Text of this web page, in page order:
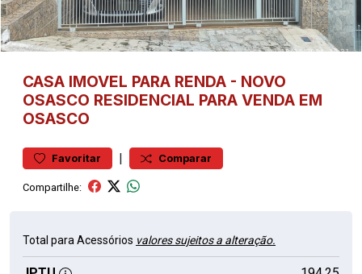
CASA IMOVEL PARA RENDA - NOVO
OSASCO RESIDENCIAL PARA VENDA EM
OSASCO
Favoritar | Comparar
Compartilhe:
Total para Acessórios valores sujeitos a alteração.